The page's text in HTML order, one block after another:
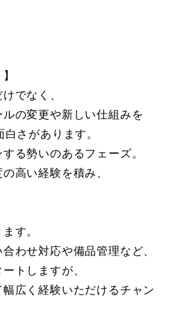
でなく、
の変更や新しい仕組みを
さがあります。
る勢いのあるフェーズ。
高い経験を積み、
す。
わせ対応や備品管理など、
トしますが、
広く経験いただけるチャン